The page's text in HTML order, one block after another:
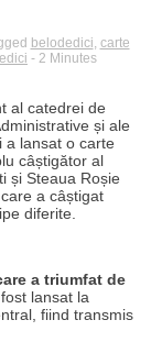
belodedici carte
- 2 Minutes
al catedrei de
și ale
a lansat o carte
câștigător al
și Steaua Roșie
a câștigat
diferite.
a triumfat de
lansat la
fiind transmis